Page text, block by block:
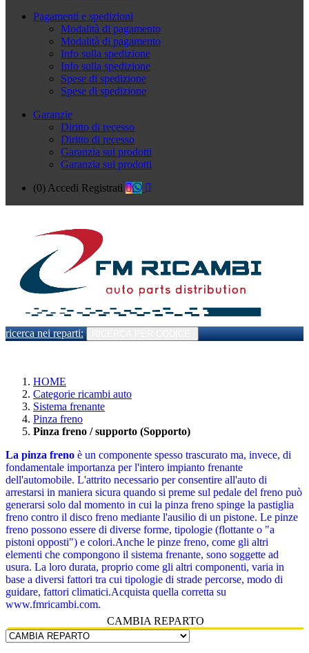
Pagamenti e spedizioni
Modalità di pagamento
Modalità di pagamento
Info sulla spedizione
Info sulla spedizione
Spese di spedizione
Spese di spedizione
Garanzie
Diritto di recesso
Diritto di recesso
Garanzia sui prodotti
Garanzia sui prodotti
(0) Accedi Registrati
ricerca nei reparti:
HOME
Categorie ricambi auto
Sistema frenante
Pinza freno
Pinza freno / supporto (Sopporto)
La pinza freno è un componente spesso trascurato ma, invece, di
fondamentale importanza per l'intero impianto frenante
dell'automobile. L'attrito necessario per consentire all'auto di
arrestarsi in maniera sicura quando si preme sul pedale del freno può
generarsi solo dal momento in cui la pinza freno spinge la pastiglia
freno contro il disco freno mediante l'ausilio di un pistone. Le pinze
freno possono essere di diverse forme, tipologie (flottante o "a
pistoni opposti") e colori.Anche le pinze freno, come gli altri
elementi che compongono il sistema frenante, sono soggette ad
usura. La loro durata, proprio come gli altri componenti, varia in
base a diversi fattori tra cui tipologie di strade percorse, modo di
guidare, fattori climatici.Acquista quella corretta su
www.fmricambi.com.
CAMBIA REPARTO